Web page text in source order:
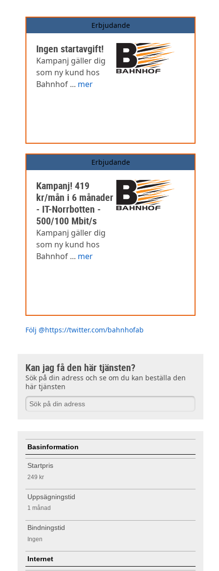
Erbjudande
Ingen startavgift!
Kampanj gäller dig
som ny kund hos
Bahnhof ... mer
Erbjudande
Kampanj! 419
kr/mån i 6 månader
- IT-Norrbotten -
500/100 Mbit/s
Kampanj gäller dig
som ny kund hos
Bahnhof ... mer
Följ @https://twitter.com/bahnhofab
Kan jag få den här tjänsten?
Sök på din adress och se om du kan beställa den
här tjänsten
Basinformation
Startpris
249 kr
Uppsägningstid
1 månad
Bindningstid
Ingen
Internet